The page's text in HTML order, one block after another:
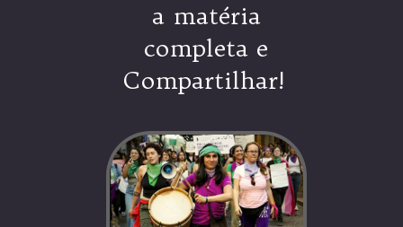
a matéria
completa e
Compartilhar!